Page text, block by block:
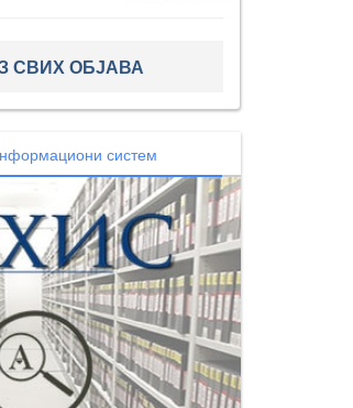
СВИХ ОБЈАВА
систем